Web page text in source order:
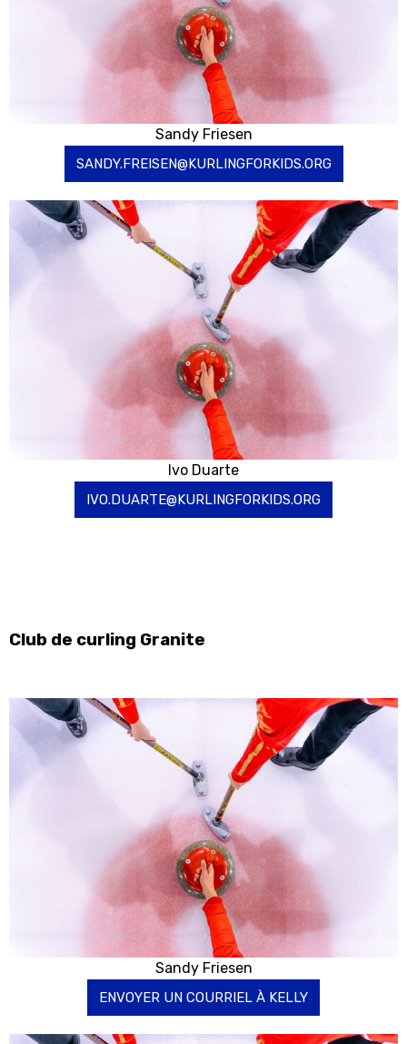
Sandy Friesen
SANDY.FREISEN@KURLINGFORKIDS.ORG
Ivo Duarte
IVO.DUARTE@KURLINGFORKIDS.ORG
Club de curling Granite
Sandy Friesen
ENVOYER UN COURRIEL À KELLY